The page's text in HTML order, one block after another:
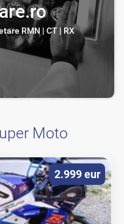
RMN | CT | RX
Moto
2.999 eur